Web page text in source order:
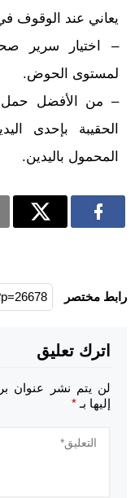
يعاني عند الوقوف
– اختيار سرير
لمستوى الحوض.
– من الأفضل حمل
الحقيبة بإحدى
المحمول باليدين.
رابط مختصر
اترك تعليق
لن يتم نشر عنوان
إليها بـ*